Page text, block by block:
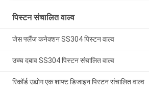
पिस्टन संचालित वाल्व
जेस फ्लैंज कनेक्शन SS304 पिस्टन वाल्व
उच्च दबाव SS304 पिस्टन संचालित वाल्व
रिकॉर्ड उद्योग एक शाफ्ट डिजाइन पिस्टन संचालित वाल्व